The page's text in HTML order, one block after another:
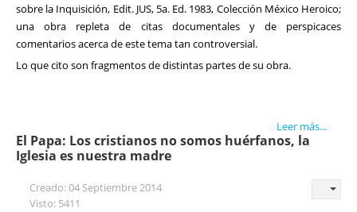
sobre la Inquisición, Edit. JUS, 5a. Ed. 1983, Colección México Heroico;
una obra repleta de citas documentales y de perspicaces
comentarios acerca de este tema tan controversial.
Lo que cito son fragmentos de distintas partes de su obra.
Leer más...
El Papa: Los cristianos no somos huérfanos, la
Iglesia es nuestra madre
Creado: 04 Septiembre 2014
Visto: 5411